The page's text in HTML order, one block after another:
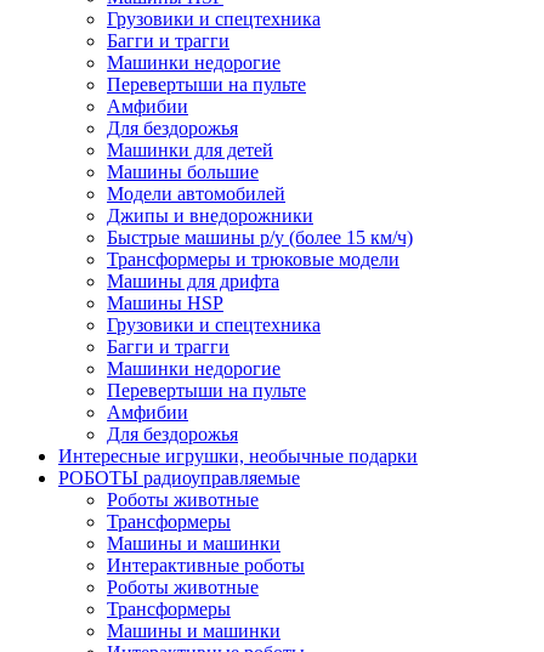
Грузовики и спецтехника
Багги и трагги
Машинки недорогие
Перевертыши на пульте
Амфибии
Для бездорожья
Машинки для детей
Машины большие
Модели автомобилей
Джипы и внедорожники
Быстрые машины р/у (более 15 км/ч)
Трансформеры и трюковые модели
Машины для дрифта
Машины HSP
Грузовики и спецтехника
Багги и трагги
Машинки недорогие
Перевертыши на пульте
Амфибии
Для бездорожья
Интересные игрушки, необычные подарки
РОБОТЫ радиоуправляемые
Роботы животные
Трансформеры
Машины и машинки
Интерактивные роботы
Роботы животные
Трансформеры
Машины и машинки